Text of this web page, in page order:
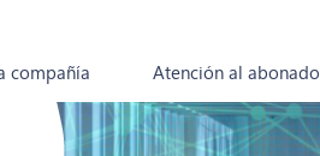
compañía Atención al abonado